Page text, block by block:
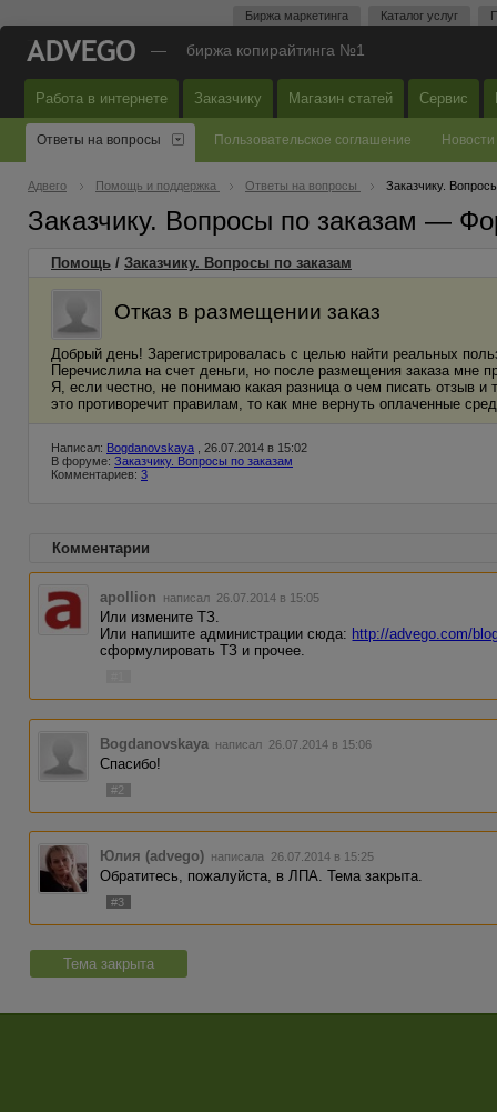
Биржа маркетинга Каталог услуг
— биржа копирайтинга №1
Работа в интернете Заказчику Магазин статей Сервис
Ответы на вопросы Пользовательское соглашение Новости
Адвего Помощь и поддержка Ответы на вопросы Заказчику.
Заказчику. Вопросы по заказам —
Помощь / Заказчику. Вопросы по заказам
Отказ в размещении заказ
Добрый день! Зарегистрировалась с целью найти реальных
Перечислила на счет деньги, но после размещения заказа мне
Я, если честно, не понимаю какая разница о чем писать отзыв
это противоречит правилам, то как мне вернуть оплаченные
Написал: Bogdanovskaya , 26.07.2014 в 15:02
В форуме: Заказчику. Вопросы по заказам
Комментариев: 3
Комментарии
apollion написал 26.07.2014 в 15:05
Или измените ТЗ.
Или напишите администрации сюда: http://advego.com/
сформулировать ТЗ и прочее.
Bogdanovskaya написал 26.07.2014 в 15:06
Спасибо!
#2
Юлия (advego) написала 26.07.2014 в 15:25
Обратитесь, пожалуйста, в ЛПА. Тема закрыта.
#3
Тема закрыта